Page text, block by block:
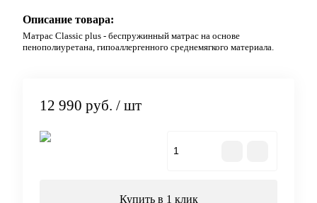
Описание товара:
Матрас Classic plus - беспружинный матрас на основе
пенополиуретана, гипоаллергенного среднемягкого материала.
12 990 руб. / шт
Купить в 1 клик